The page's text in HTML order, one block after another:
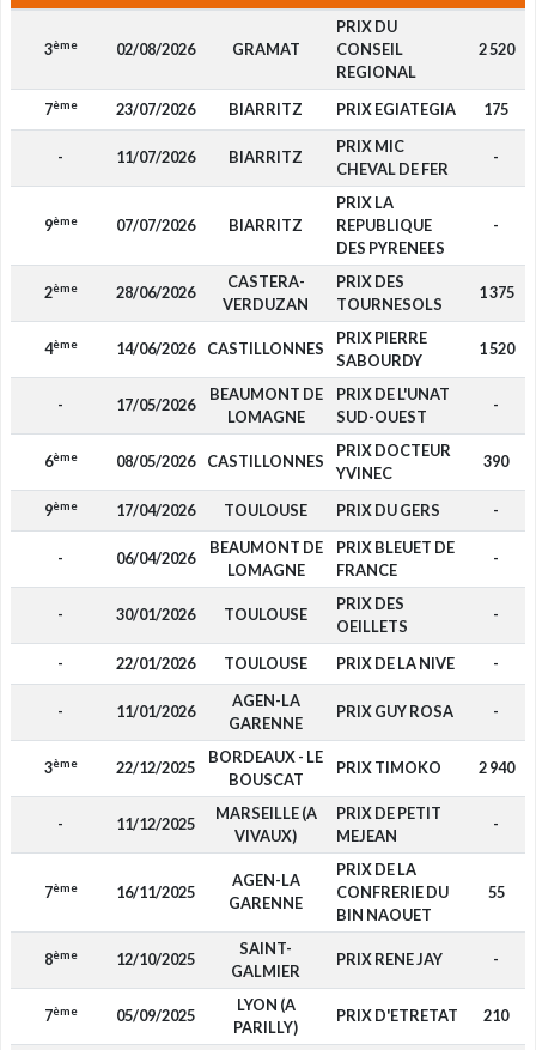
3ème 02/08/2026 GRAMAT
PRIX DU
CONSEIL
REGIONAL
2 520
7ème 23/07/2026 BIARRITZ PRIX EGIATEGIA 175
- 11/07/2026 BIARRITZ
PRIX MIC
CHEVAL DE FER
-
9ème 07/07/2026 BIARRITZ
PRIX LA
REPUBLIQUE
DES PYRENEES
-
2ème 28/06/2026
CASTERA-
VERDUZAN
PRIX DES
TOURNESOLS
1 375
4ème 14/06/2026 CASTILLONNES
PRIX PIERRE
SABOURDY
1 520
- 17/05/2026
BEAUMONT DE
LOMAGNE
PRIX DE L'UNAT
SUD-OUEST
-
6ème 08/05/2026 CASTILLONNES
PRIX DOCTEUR
YVINEC
390
9ème 17/04/2026 TOULOUSE PRIX DU GERS -
- 06/04/2026
BEAUMONT DE
LOMAGNE
PRIX BLEUET DE
FRANCE
-
- 30/01/2026 TOULOUSE
PRIX DES
OEILLETS
-
- 22/01/2026 TOULOUSE PRIX DE LA NIVE -
- 11/01/2026
AGEN-LA
GARENNE
PRIX GUY ROSA -
3ème 22/12/2025
BORDEAUX - LE
BOUSCAT
PRIX TIMOKO 2 940
- 11/12/2025
MARSEILLE (A
VIVAUX)
PRIX DE PETIT
MEJEAN
-
7ème 16/11/2025
AGEN-LA
GARENNE
PRIX DE LA
CONFRERIE DU
BIN NAOUET
55
8ème 12/10/2025
SAINT-
GALMIER
PRIX RENE JAY -
7ème 05/09/2025
LYON (A
PARILLY)
PRIX D'ETRETAT 210